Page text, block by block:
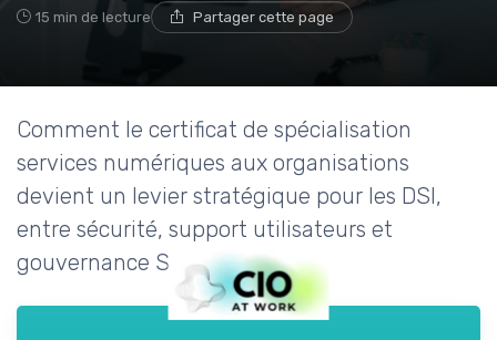
15 min de lecture Partager cette page
Comment le certificat de spécialisation
services numériques aux organisations
devient un levier stratégique pour les DSI,
entre sécurité, support utilisateurs et
gouvernance SI.